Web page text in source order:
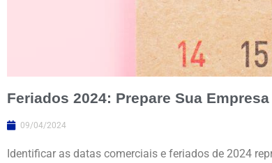
Feriados 2024: Prepare Sua
09/04/2024
Identificar as datas comerciais e feriados de 2024